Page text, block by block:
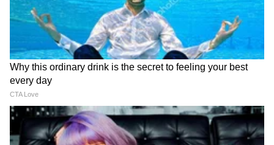
RECOMMENDED STORIES